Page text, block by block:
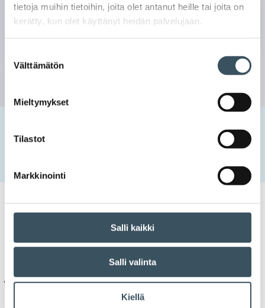
tietoja muihin tietoihin, joita olet antanut heille tai joita on
kerätty, kun olet käyttänyt heidän palvelujaan.
valinta
Välttämätön
Mieltymykset
Tilastot
Markkinointi
Salli kaikki
Salli valinta
Kiellä
Ennuste: Amerikkalaiset, britit ja ruotsalaiset rikkovat tänä
vuonna halloween-kulutuksen ennätyksiä – millainen
Ennuste: Amerikkalaiset, britit
ja ruotsalaiset rikkovat tänä
vuonna halloween-kulutuksen